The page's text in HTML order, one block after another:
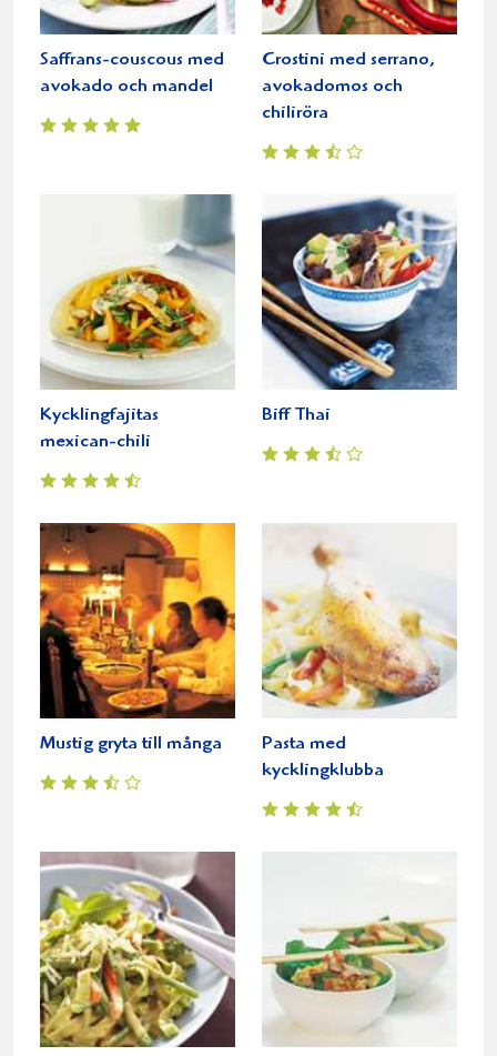
Saffrans-couscous med
avokado och mandel
Crostini med serrano,
avokadomos och
chiliröra
Kycklingfajitas
mexican-chili
Biff Thai
Mustig gryta till många
Pasta med
kycklingklubba